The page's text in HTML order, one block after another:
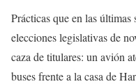
Prácticas que en las últimas
elecciones legislativas de
caza de titulares: un avión
buses frente a la casa de